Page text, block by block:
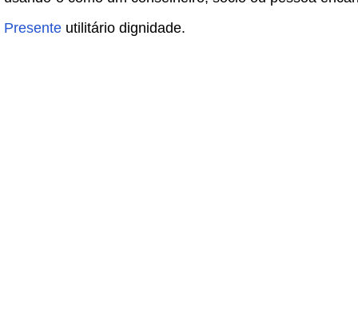
Presente utilitário dignidade.